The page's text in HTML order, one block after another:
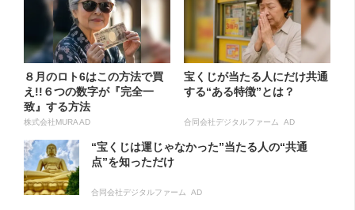
８月のロト6はこの方法で買
え!!６つの数字が『完全一
致』する方法
株式会社MURA AD
宝くじが当たる人にだけ共通
する“ある特徴”とは？
合同会社デジタルファーム AD
“宝くじは運じゃなかった”当たる人の“共通
点”を知っただけ
合同会社デジタルファーム AD